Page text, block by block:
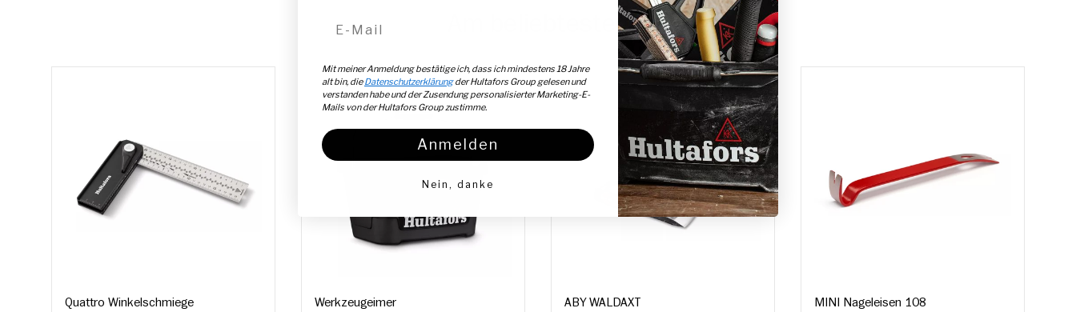
Am beliebtesten
Quattro Winkelschmiege Werkzeugeimer ABY WALDAXT MINI Nageleisen 108
Mit meiner Anmeldung bestätige ich, dass ich mindestens 18 Jahre
alt bin, dieDatenschutzerklärung der Hultafors Group gelesen und
verstanden habe und der Zusendung personalisierter Marketing-E-
Mails von der Hultafors Group zustimme.
Anmelden
Nein, danke